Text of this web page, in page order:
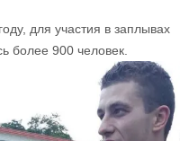
для участия в заплывах
более 900 человек.